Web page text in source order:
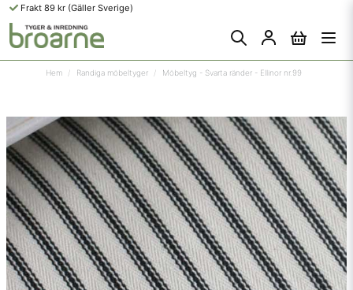
Frakt 89 kr (Gäller Sverige)
Hem Randiga möbeltyger Möbeltyg - Svarta ränder - Ellinor nr.99